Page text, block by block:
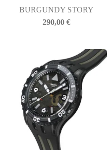
BURGUNDY STORY
290,00 €